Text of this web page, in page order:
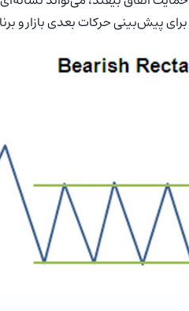
برای پیش‌بینی حرکات بعدی بازار و